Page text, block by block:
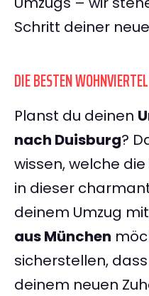
Schritt deiner
DIE BESTEN
Planst du deinen
nach Duisburg?
wissen, welche
in dieser
deinem Umzug mit
aus München
sicherstellen,
deinem neuen